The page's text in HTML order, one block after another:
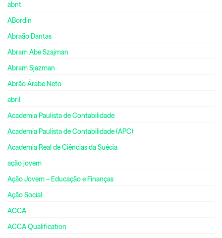
abnt
ABordin
Abraão Dantas
Abram Abe Szajman
Abram Sjazman
Abrão Árabe Neto
abril
Academia Paulista de Contabilidade
Academia Paulista de Contabilidade (APC)
Academia Real de Ciências da Suécia
ação jovem
Ação Jovem – Educação e Finanças
Ação Social
ACCA
ACCA Qualification